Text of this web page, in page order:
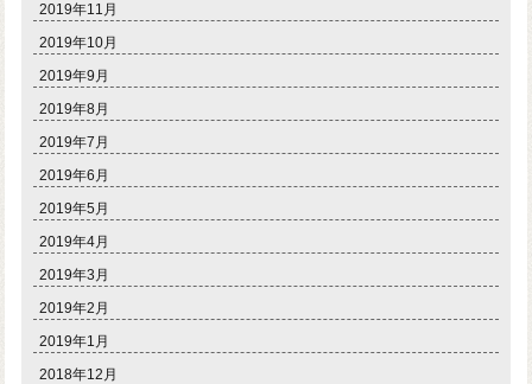
2019年11月
2019年10月
2019年9月
2019年8月
2019年7月
2019年6月
2019年5月
2019年4月
2019年3月
2019年2月
2019年1月
2018年12月